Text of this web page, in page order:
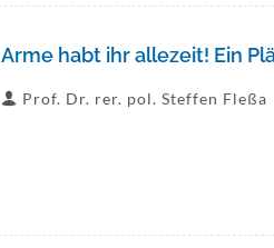
Arme habt ihr allezeit! Ein
Prof. Dr. rer. pol. Steffen Fleßa